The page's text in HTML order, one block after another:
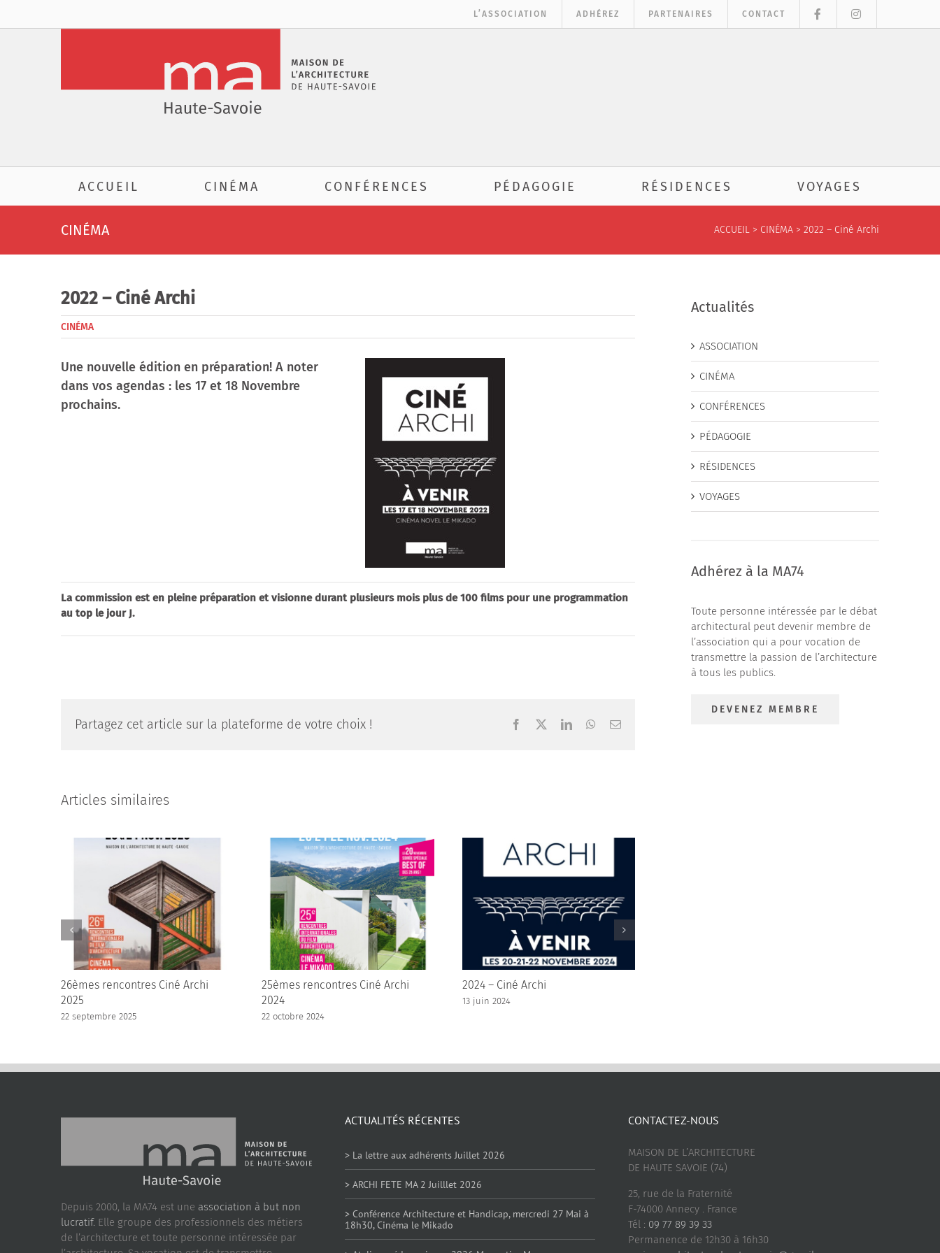
L’ASSOCIATION ADHÉREZ PARTENAIRES CONTACT
ACCUEIL CINÉMA CONFÉRENCES PÉDAGOGIE RÉSIDENCES VOYAGES
CINÉMA ACCUEIL > CINÉMA > 2022 – Ciné Archi
2022 – Ciné Archi
CINÉMA
Une nouvelle édition en préparation! A noter
dans vos agendas : les 17 et 18 Novembre
prochains.
La commission est en pleine préparation et visionne durant plusieurs mois plus de 100 films pour une programmation
au top le jour J.
Partagez cet article sur la plateforme de votre choix ! Facebook
X LinkedInWhatsApp
Email
Articles similaires
26èmes rencontres Ciné Archi
2025
22 septembre 2025
25èmes rencontres Ciné Archi
2024
22 octobre 2024
2024 – Ciné Archi
13 juin 2024
Actualités
ASSOCIATION
CINÉMA
CONFÉRENCES
PÉDAGOGIE
RÉSIDENCES
VOYAGES
Adhérez à la MA74
Toute personne intéressée par le débat
architectural peut devenir membre de
l’association qui a pour vocation de
transmettre la passion de l’architecture
à tous les publics.
DEVENEZ MEMBRE
Depuis 2000, la MA74 est une association à but non
lucratif. Elle groupe des professionnels des métiers
de l’architecture et toute personne intéressée par
ACTUALITÉS RÉCENTES
> La lettre aux adhérents Juillet 2026
> ARCHI FETE MA 2 Juilllet 2026
> Conférence Architecture et Handicap, mercredi 27 Mai à
18h30, Cinéma le Mikado
CONTACTEZ-NOUS
MAISON DE L’ARCHITECTURE
DE HAUTE SAVOIE (74)
25, rue de la Fraternité
F-74000 Annecy . France
Tél : 09 77 89 39 33
Permanence de 12h30 à 16h30